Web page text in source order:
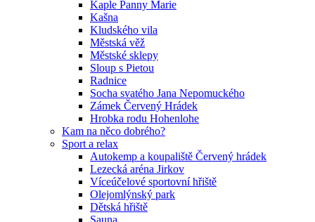
Kaple Panny Marie
Kašna
Kludského vila
Městská věž
Městské sklepy
Sloup s Pietou
Radnice
Socha svatého Jana Nepomuckého
Zámek Červený Hrádek
Hrobka rodu Hohenlohe
Kam na něco dobrého?
Sport a relax
Autokemp a koupaliště Červený hrádek
Lezecká aréna Jirkov
Víceúčelové sportovní hřiště
Olejomlýnský park
Dětská hřiště
Sauna